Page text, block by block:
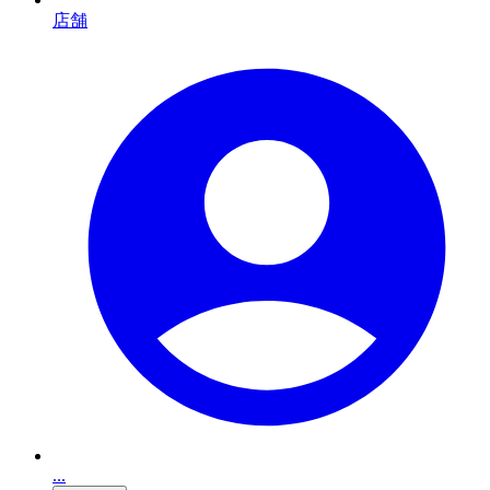
店舗
...